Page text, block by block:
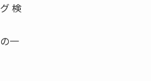
検
一